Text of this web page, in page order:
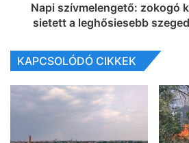
Napi szívmelengető: zokogó
sietett a leghősiesebb
KAPCSOLÓDÓ CIKKEK